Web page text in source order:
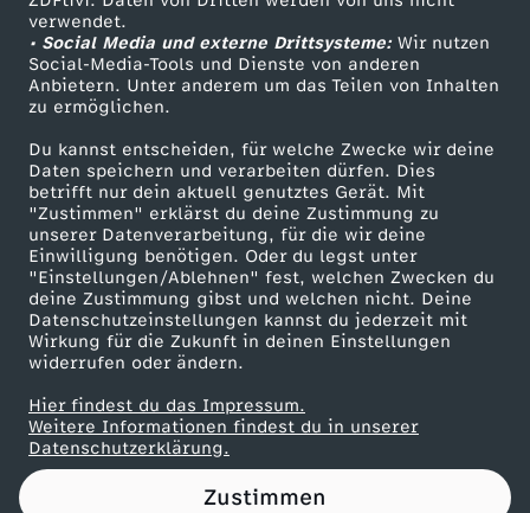
verwendet.
• Social Media und externe Drittsysteme:Wir nutzen
Social-Media-Tools und Dienste von anderen
Anbietern. Unter anderem um das Teilen von Inhalten
zu ermöglichen.
Du kannst entscheiden, für welche Zwecke wir deine
Daten speichern und verarbeiten dürfen. Dies
betrifft nur dein aktuell genutztes Gerät. Mit
"Zustimmen" erklärst du deine Zustimmung zu
unserer Datenverarbeitung, für die wir deine
Einwilligung benötigen. Oder du legst unter
"Einstellungen/Ablehnen" fest, welchen Zwecken du
deine Zustimmung gibst und welchen nicht. Deine
Datenschutzeinstellungen kannst du jederzeit mit
Wirkung für die Zukunft in deinen Einstellungen
widerrufen oder ändern.
Hier findest du das Impressum.
Weitere Informationen findest du in unserer
Datenschutzerklärung.
Zustimmen
e
r
e
c
h
t
i
g
k
ZDF Unternehmen
Karriere
ZDF goes Schule
Werbefernsehen
Mainzelmännchen
Partner